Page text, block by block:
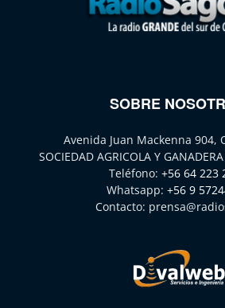
SOBRE
Avenida Juan Mackenna 904,
SOCIEDAD AGRICOLA Y
Teléfono: +56 64 223
Whatsapp: +56 9
Contacto: